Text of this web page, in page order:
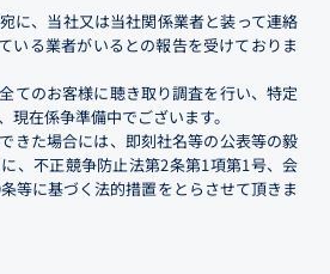
に、当社又は当社関係業者と装って連絡
いる業者がいるとの報告を受けておりま
てのお客様に聴き取り調査を行い、特定
現在係争準備中でございます。
きた場合には、即刻社名等の公表等の毅
、不正競争防止法第2条第1項第1号、会
等に基づく法的措置をとらさせて頂きま